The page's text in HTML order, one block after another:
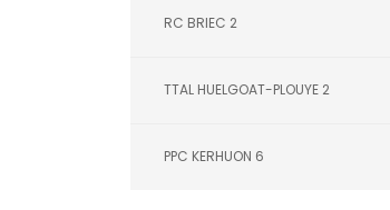
RC BRIEC 2
TTAL HUELGOAT-PLOUYE 2
PPC KERHUON 6